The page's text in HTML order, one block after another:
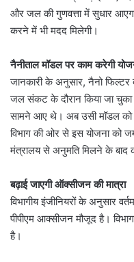
और जल की गुणवत्ता में सुधार
करने में भी मदद मिलेगी।
नैनीताल मॉडल पर काम करेगी
जानकारी के अनुसार, नैनो
जल संकट के दौरान किया जा
सामने आए थे। अब उसी मॉडल को
विभाग की ओर से इस योजना को
मंत्रालय से अनुमति मिलने के बाद
बढ़ाई जाएगी ऑक्सीजन की मात्रा
विभागीय इंजीनियरों के अनुसार
पीपीएम आक्सीजन मौजूद है।
है।